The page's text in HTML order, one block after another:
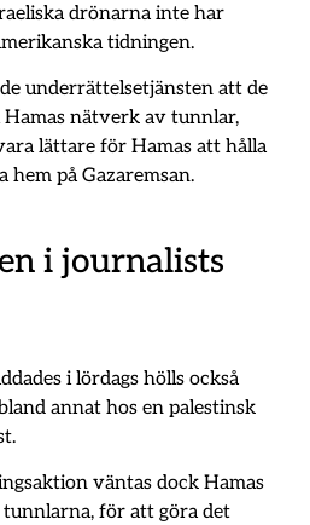
drönarna inte har
tidningen.
underrättelsetjänsten att de
Hamas nätverk av tunnlar,
lättare för Hamas att hålla
hem på Gazaremsan.
i journalists
i lördags hölls också
annat hos en palestinsk
väntas dock Hamas
för att göra det